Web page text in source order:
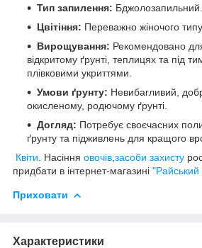
Тип запилення: Бджолозапильний.
Цвітіння: Переважно жіночого типу.
Вирощування: Рекомендовано
відкритому ґрунті, теплицях та під
плівковими укриттями.
Умови ґрунту: Невибагливий,
окисленому, родючому ґрунті.
Догляд: Потребує своєчасних
ґрунту та підживлень для кращого
Квіти . Насіння овочів засоби захисту
придбати в інтернет-магазині "Райський
Приховати
Характеристики